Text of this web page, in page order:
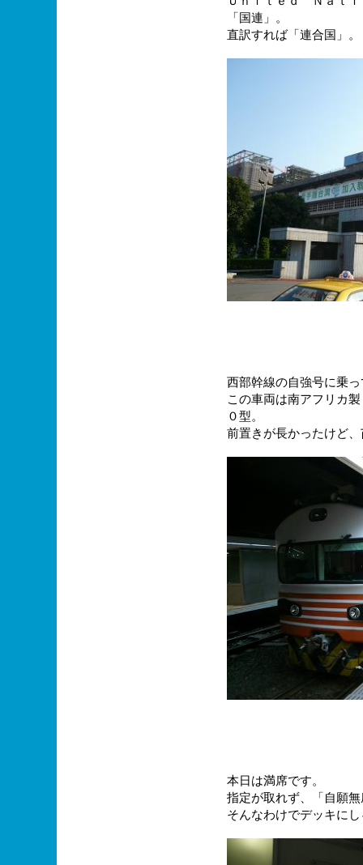
「国連」。
直訳すれば「連合国」。
西部幹線の自強号に乗
この車両は南アフリカ
０型。
前置きが長かったけど
本日は満席です。
指定が取れず、「自願
そんなわけでデッキに